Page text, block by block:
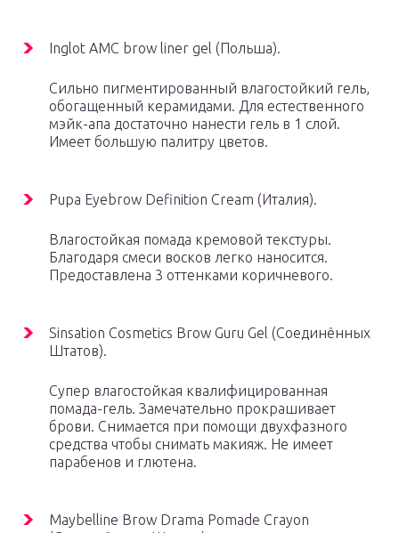
Inglot AMC brow liner gel (Польша).
Сильно пигментированный влагостойкий гель,
обогащенный керамидами. Для естественного
мэйк-апа достаточно нанести гель в 1 слой.
Имеет большую палитру цветов.
Pupa Eyebrow Definition Cream (Италия).
Влагостойкая помада кремовой текстуры.
Благодаря смеси восков легко наносится.
Предоставлена 3 оттенками коричневого.
Sinsation Cosmetics Brow Guru Gel (Соединённых
Штатов).
Супер влагостойкая квалифицированная
помада-гель. Замечательно прокрашивает
брови. Снимается при помощи двухфазного
средства чтобы снимать макияж. Не имеет
парабенов и глютена.
Maybelline Brow Drama Pomade Crayon